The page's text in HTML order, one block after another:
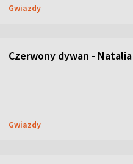
Gwiazdy
Czerwony dywan -
Gwiazdy